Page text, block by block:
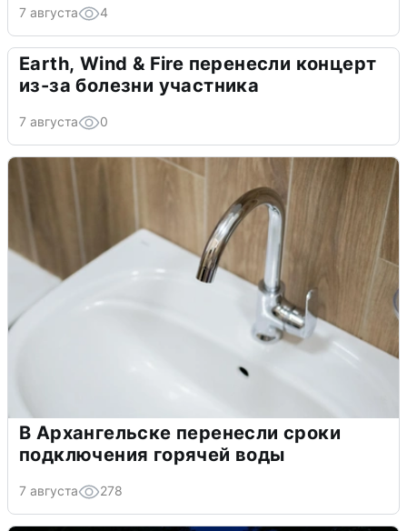
7 августа 4
Earth, Wind & Fire перенесли концерт
из-за болезни участника
7 августа 0
В Архангельске перенесли сроки
подключения горячей воды
7 августа 278